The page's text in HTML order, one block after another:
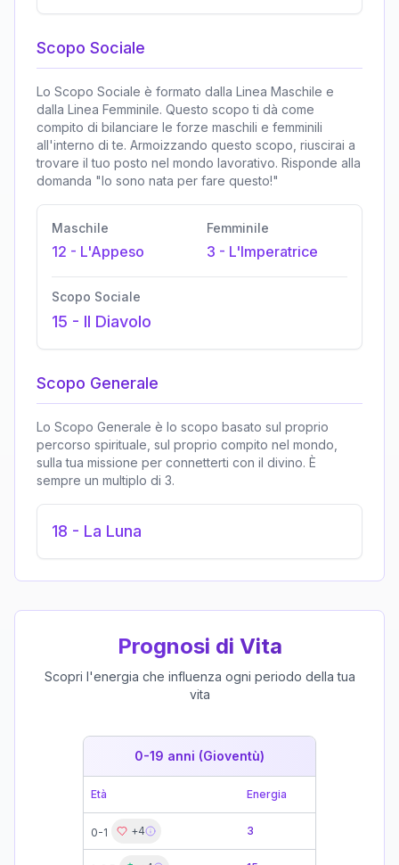
Scopo Sociale
Lo Scopo Sociale è formato dalla Linea Maschile e
dalla Linea Femminile. Questo scopo ti dà come
compito di bilanciare le forze maschili e femminili
all'interno di te. Armoizzando questo scopo, riuscirai a
trovare il tuo posto nel mondo lavorativo. Risponde alla
domanda "Io sono nata per fare questo!"
Maschile
12 - L'Appeso
Femminile
3 - L'Imperatrice
Scopo Sociale
15 - Il Diavolo
Scopo Generale
Lo Scopo Generale è lo scopo basato sul proprio
percorso spirituale, sul proprio compito nel mondo,
sulla tua missione per connetterti con il divino. È
sempre un multiplo di 3.
18 - La Luna
Prognosi di Vita
Scopri l'energia che influenza ogni periodo della tua
vita
0-19 anni (Gioventù)
Età Energia
0-1 +4 3